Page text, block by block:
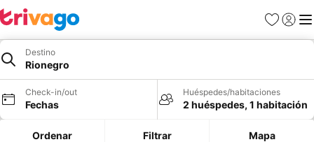
Favoritos
Iniciar
Destino
Rionegro
Check-in/out
Fechas
Huéspedes/habitaciones
2 huéspedes, 1 habitación
Ordenar Filtrar Mapa